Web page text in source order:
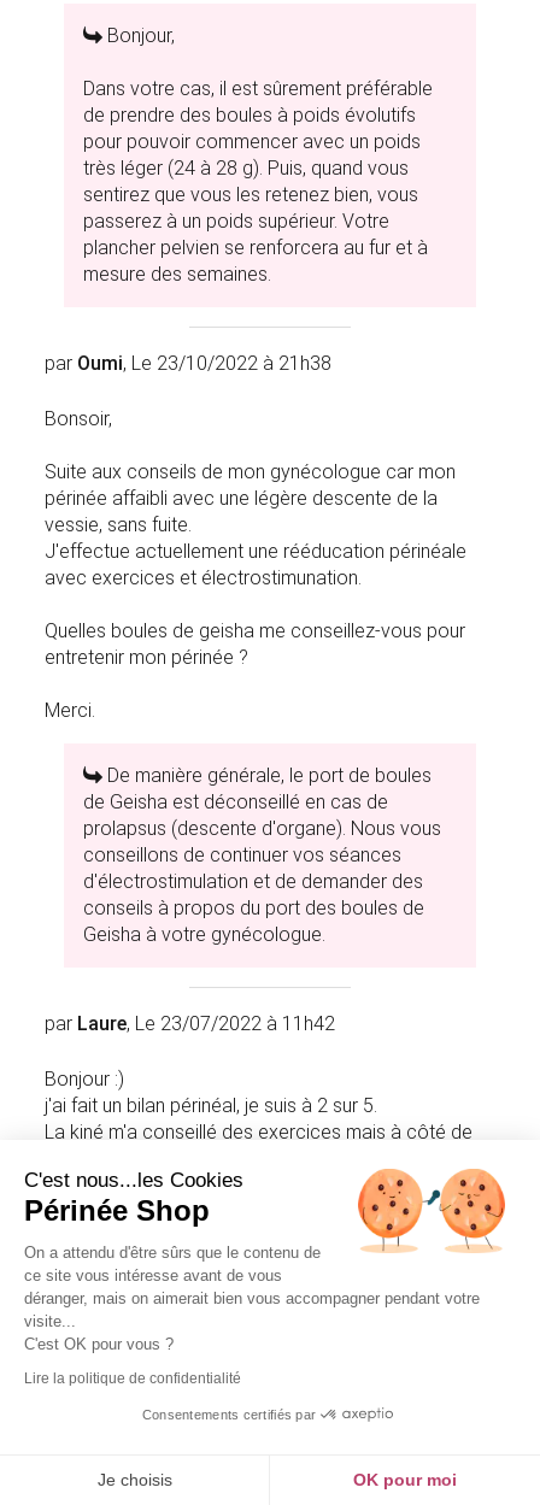
Bonjour,
Dans votre cas, il est sûrement préférable
de prendre des boules à poids évolutifs
pour pouvoir commencer avec un poids
très léger (24 à 28 g). Puis, quand vous
sentirez que vous les retenez bien, vous
passerez à un poids supérieur. Votre
plancher pelvien se renforcera au fur et à
mesure des semaines.
par Oumi, Le 23/10/2022 à 21h38
Bonsoir,
Suite aux conseils de mon gynécologue car mon
périnée affaibli avec une légère descente de la
vessie, sans fuite.
J'effectue actuellement une rééducation périnéale
avec exercices et électrostimunation.
Quelles boules de geisha me conseillez-vous pour
entretenir mon périnée ?
Merci.
De manière générale, le port de boules
de Geisha est déconseillé en cas de
prolapsus (descente d'organe). Nous vous
conseillons de continuer vos séances
d'électrostimulation et de demander des
conseils à propos du port des boules de
Geisha à votre gynécologue.
par Laure, Le 23/07/2022 à 11h42
Bonjour :)
j'ai fait un bilan périnéal, je suis à 2 sur 5.
La kiné m'a conseillé des exercices mais à côté de
geisha à poids variable.
Je faisais du jogging et elle m'a bien évidemment
Or j'ai besoin de faire du sport pour me défouler. Ma
question est donc : puis je utiliser les boules de
geisha (poids 47g, la petite) en faisant de la marche
rapide sur mon tapis ? ou vaut il mieux que je les
utilise vraiment en position allongée pour débuter
L'utilisation des boules de Geisha pendant
C'est nous...les Cookies
Périnée Shop
On a attendu d'être sûrs que le contenu de
ce site vous intéresse avant de vous
déranger, mais on aimerait bien vous accompagner pendant votre
visite...
C'est OK pour vous ?
Lire la politique de confidentialité
Consentements certifiés par
Je choisis OK pour moi